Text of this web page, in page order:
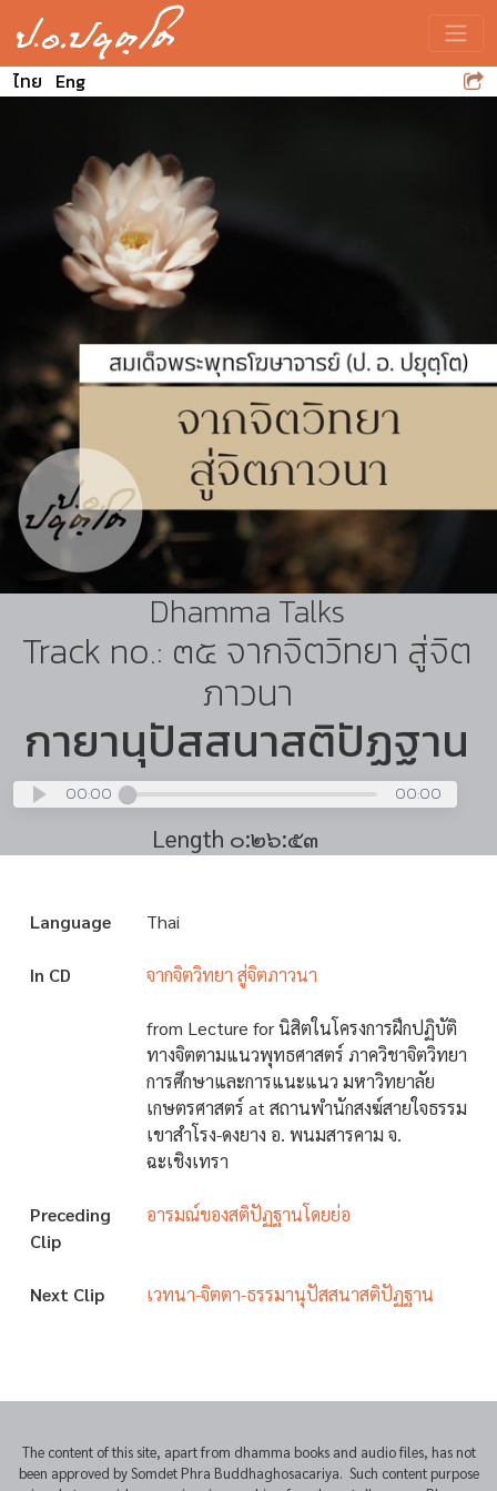
ไทย Eng
Dhamma Talks
Track no.: ๓๕ จากจิตวิทยา สู่จิต
ภาวนา
กายานุปัสสนาสติปัฏฐาน
00:00 00:00
Length ๐:๒๖:๕๓
Language Thai
In CD จากจิตวิทยา สู่จิตภาวนา
from Lecture for นิสิตในโครงการฝึกปฏิบัติ
ทางจิตตามแนวพุทธศาสตร์ ภาควิชาจิตวิทยา
การศึกษาและการแนะแนว มหาวิทยาลัย
เกษตรศาสตร์ at สถานพำนักสงฆ์สายใจธรรม
เขาสำโรง-ดงยาง อ. พนมสารคาม จ.
ฉะเชิงเทรา
Preceding
Clip
อารมณ์ของสติปัฏฐานโดยย่อ
Next Clip เวทนา-จิตตา-ธรรมานุปัสสนาสติปัฏฐาน
The content of this site, apart from dhamma books and audio files, has not
been approved by Somdet Phra Buddhaghosacariya. Such content purpose